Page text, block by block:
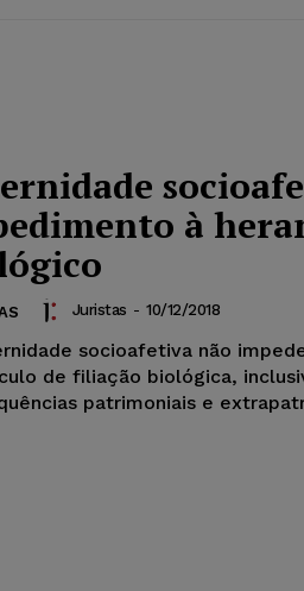
à
Juristas - 10/12/2018
socioafetiva não
de filiação biológica,
patrimoniais e